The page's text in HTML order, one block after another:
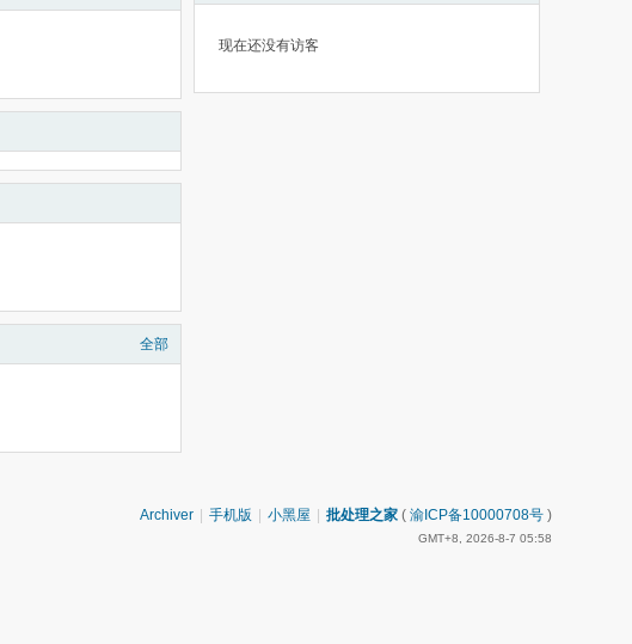
全部
现在还没有访客
Archiver 手机版 小黑屋 批处理之家 ( 渝ICP备10000708号 )
GMT+8, 2026-8-7 05:58